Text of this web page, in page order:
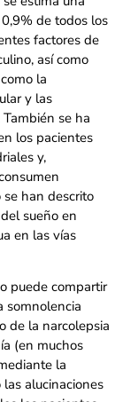
de todos los
factores de
así como
la
y las
se ha
los pacientes
y,
han descrito
sueño en
en las vías
puede compartir
somnolencia
de la narcolepsia
(en muchos
la
alucinaciones